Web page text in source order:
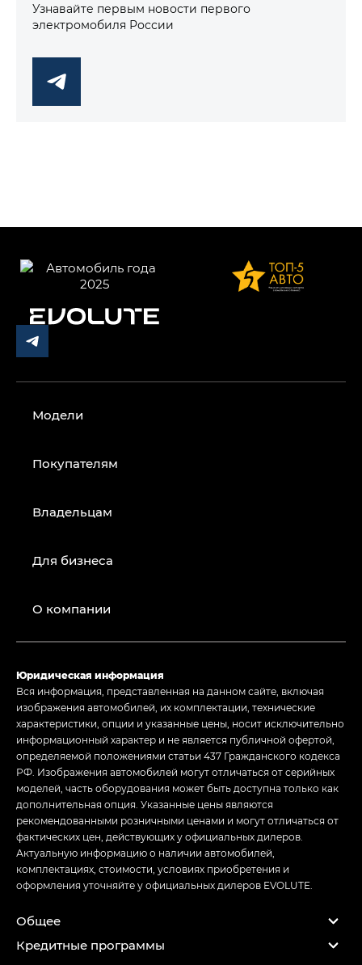
Узнавайте первым новости первого
электромобиля России
Модели
Покупателям
Владельцам
Для бизнеса
О компании
Юридическая информация
Вся информация, представленная на данном сайте, включая
изображения автомобилей, их комплектации, технические
характеристики, опции и указанные цены, носит исключительно
информационный характер и не является публичной офертой,
определяемой положениями статьи 437 Гражданского кодекса
РФ. Изображения автомобилей могут отличаться от серийных
моделей, часть оборудования может быть доступна только как
дополнительная опция. Указанные цены являются
рекомендованными розничными ценами и могут отличаться от
фактических цен, действующих у официальных дилеров.
Актуальную информацию о наличии автомобилей,
комплектациях, стоимости, условиях приобретения и
оформления уточняйте у официальных дилеров EVOLUTE.
Общее
Кредитные программы